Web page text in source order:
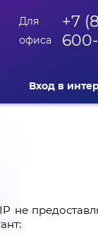
Для
офиса
+7
Вход в
не